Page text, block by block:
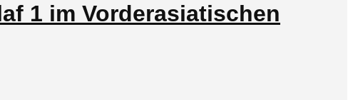
1 im Vorderasiatischen